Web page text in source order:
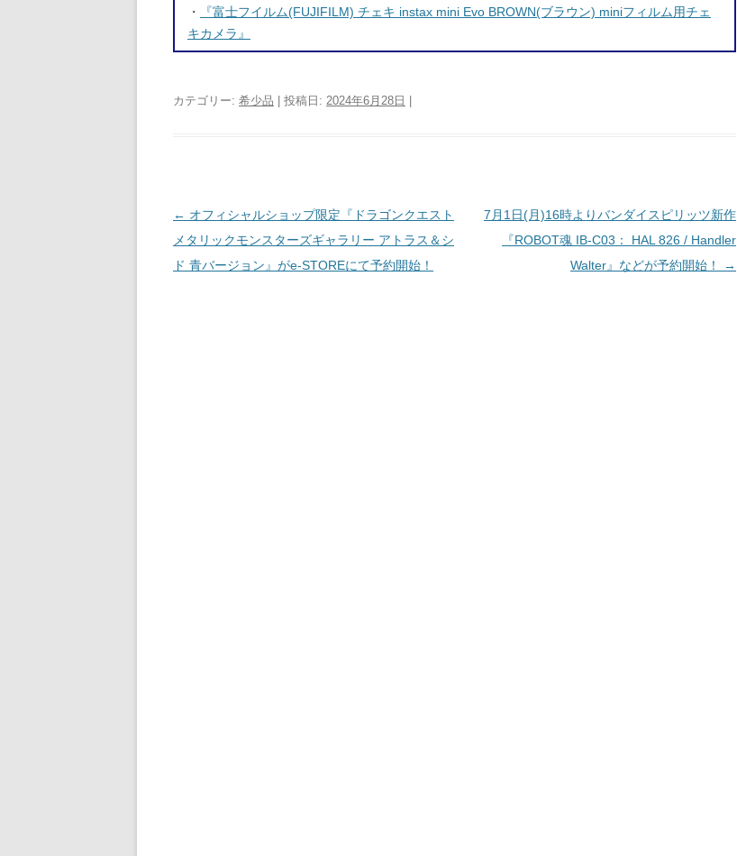
・
『富士フイルム(FUJIFILM) チェキ instax mini Evo BROWN(ブラウン) miniフィルム用チェ
キカメラ』
カテゴリー: 希少品 | 投稿日: 2024年6月28日
投稿ナビゲーション
← オフィシャルショップ限定『ドラゴンクエスト
メタリックモンスターズギャラリー アトラス＆シ
ド 青バージョン』がe-STOREにて予約開始！
7月1日(月)16時よりバンダイスピリッツ新作
『ROBOT魂 IB-C03： HAL 826 / Handler
Walter』などが予約開始！
→